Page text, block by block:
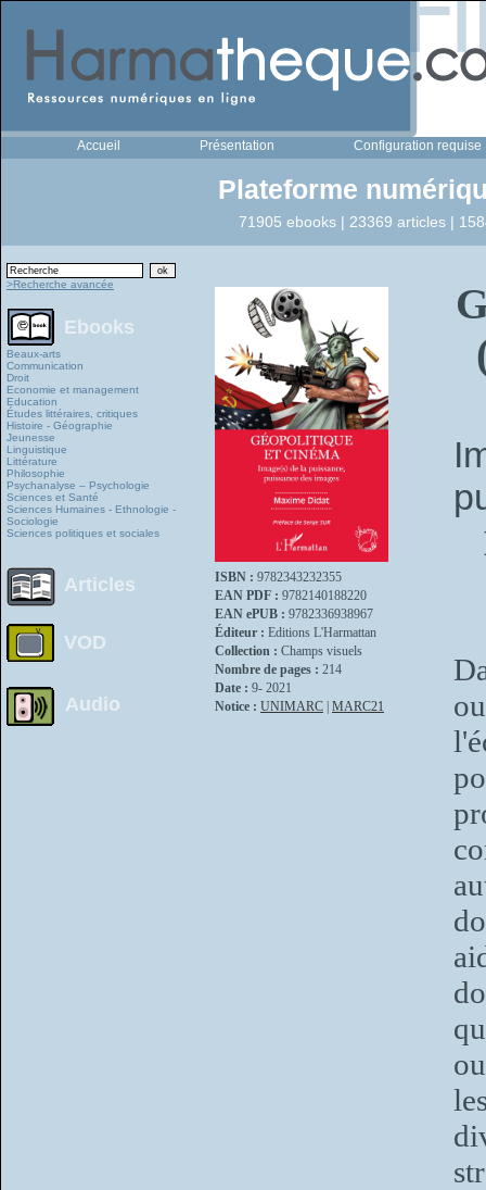
Accueil Présentation Configuration requise
Plateforme
71905 ebooks | 23369 articles |
>Recherche avancée
Ebooks
Beaux-arts
Communication
Droit
Economie et management
Education
Études littéraires, critiques
Histoire - Géographie
Jeunesse
Linguistique
Littérature
Philosophie
Psychanalyse – Psychologie
Sciences et Santé
Sciences Humaines - Ethnologie -
Sociologie
Sciences politiques et sociales
Articles
VOD
Audio
ISBN : 9782343232355
EAN PDF : 9782140188220
EAN ePUB : 9782336938967
Éditeur : Editions L'Harmattan
Collection : Champs visuels
Nombre de pages : 214
Date : 9- 2021
Notice : UNIMARC MARC21